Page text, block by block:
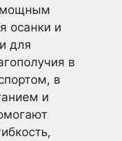
мощным
осанки и
для
в
в
и